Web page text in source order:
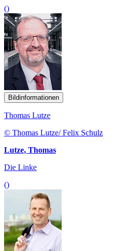
()
Bildinformationen
Thomas Lutze
© Thomas Lutze/ Felix Schulz
Lutze, Thomas
Die Linke
()